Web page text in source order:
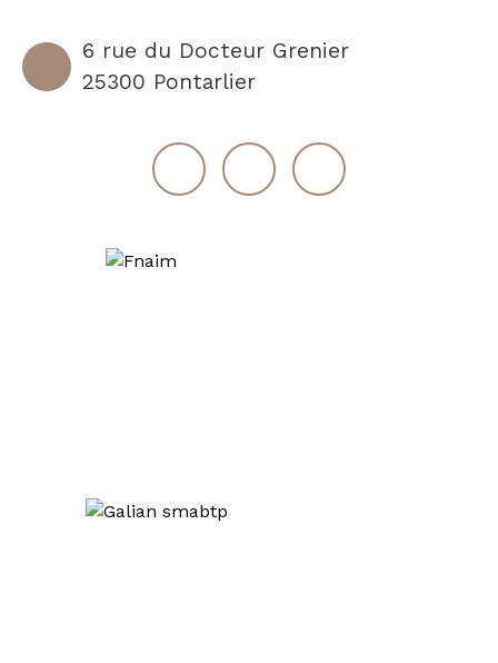
6 rue du Docteur Grenier
25300 Pontarlier